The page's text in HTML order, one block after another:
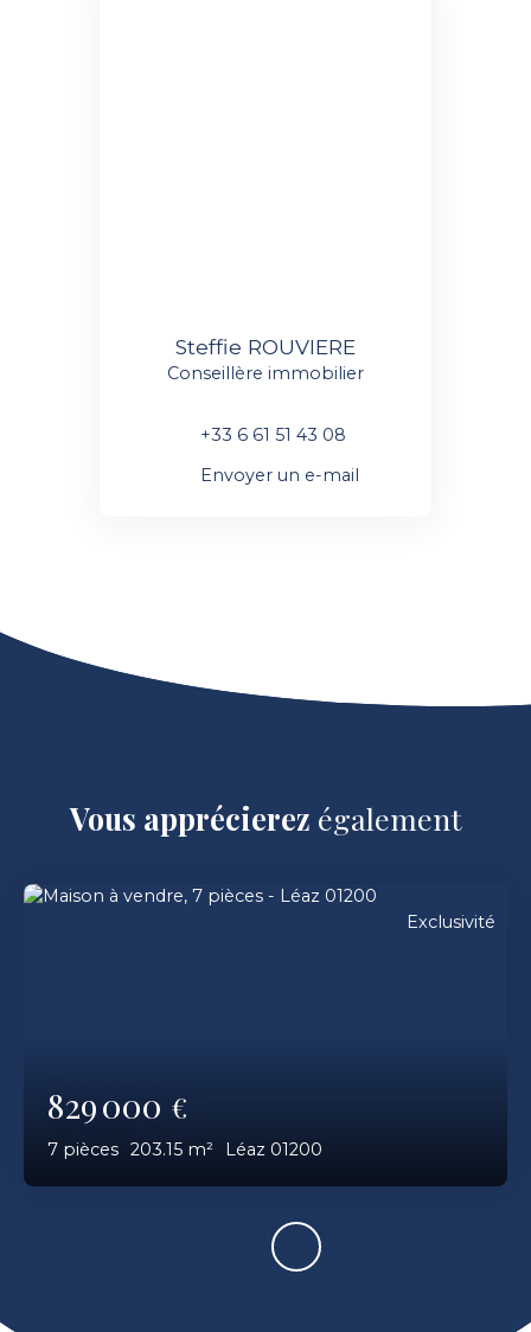
Steffie ROUVIERE
Conseillère immobilier
+33 6 61 51 43 08
Envoyer un e-mail
Vous apprécierez également
829 000 €
7 pièces 203.15 m² Léaz 01200
Exclusivité